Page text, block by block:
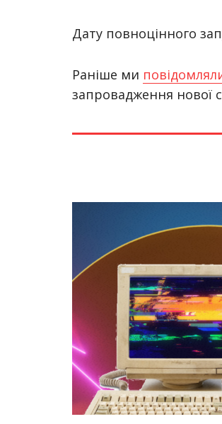
Дату повноцінного
Раніше ми
запровадження нової